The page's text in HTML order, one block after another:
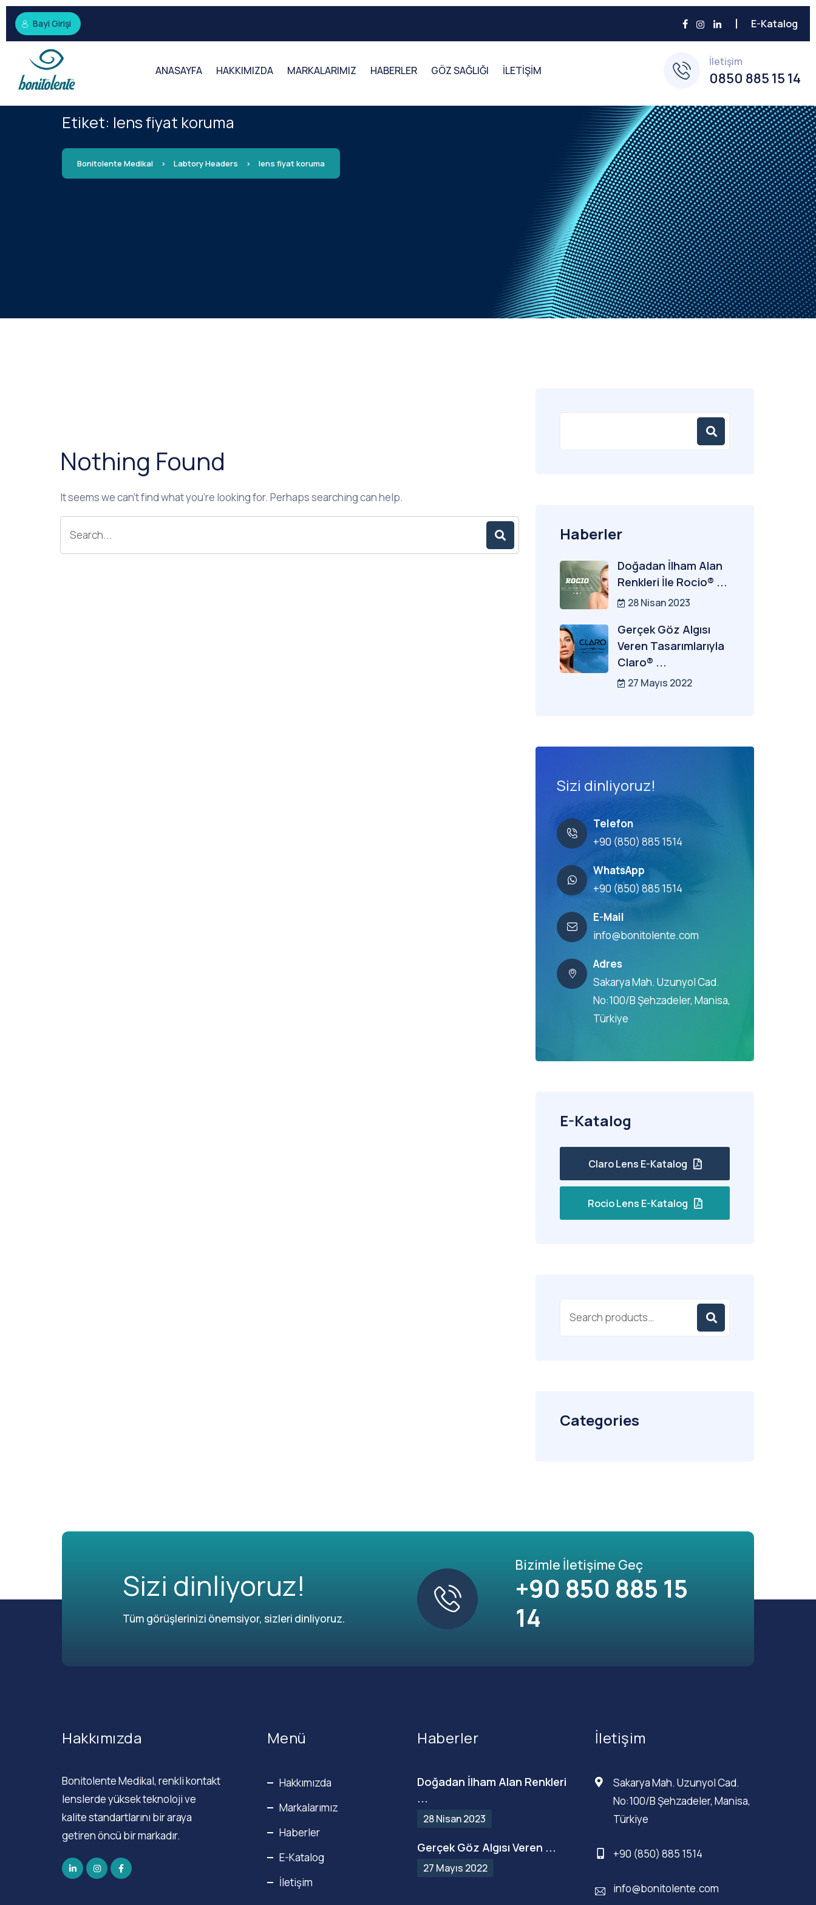
Bayi Girişi E-Katalog
ANASAYFA HAKKIMIZDA MARKALARIMIZ HABERLER GÖZ SAĞLIĞI İLETİŞİM
İletişim
0850 885 15 14
Etiket: lens fiyat koruma
Bonitolente Medikal > Labtory Headers > lens fiyat koruma
Nothing Found
It seems we can’t find what you’re looking for. Perhaps searching can help.
Haberler
Doğadan İlham Alan
Renkleri İle Rocio® ...
28 Nisan 2023
Gerçek Göz Algısı
Veren Tasarımlarıyla
Claro® ...
27 Mayıs 2022
Sizi dinliyoruz!
Telefon
+90 (850) 885 1514
WhatsApp
+90 (850) 885 1514
E-Mail
info@bonitolente.com
Adres
Sakarya Mah. Uzunyol Cad.
No:100/B Şehzadeler, Manisa,
Türkiye
E-Katalog
Claro Lens E-Katalog
Rocio Lens E-Katalog
Categories
Sizi dinliyoruz!
Tüm görüşlerinizi önemsiyor, sizleri dinliyoruz.
Bizimle İletişime Geç
+90 850 885 15
14
Hakkımızda
Bonitolente Medikal, renkli kontakt
lenslerde yüksek teknoloji ve
kalite standartlarını bir araya
getiren öncü bir markadır.
Menü
Hakkımızda
Markalarımız
Haberler
E-Katalog
İletişim
Haberler
Doğadan İlham Alan Renkleri
...
28 Nisan 2023
Gerçek Göz Algısı Veren ...
27 Mayıs 2022
İletişim
Sakarya Mah. Uzunyol Cad.
No:100/B Şehzadeler, Manisa,
Türkiye
+90 (850) 885 1514
info@bonitolente.com